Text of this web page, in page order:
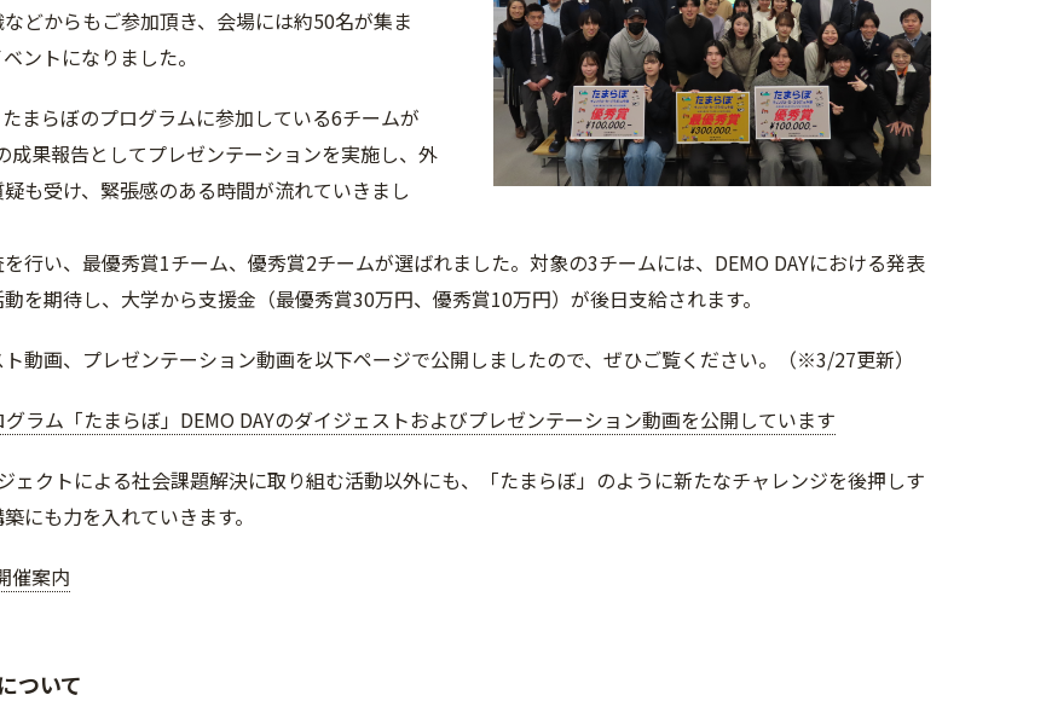
どからもご参加頂き、会場には約50名が集ま
ントになりました。
たまらぼのプログラムに参加している6チームが
成果報告としてプレゼンテーションを実施し、外
も受け、緊張感のある時間が流れていきまし
行い、最優秀賞1チーム、優秀賞2チームが選ばれました。対象の3チームには、DEMO DAYにおける発表
を期待し、大学から支援金（最優秀賞30万円、優秀賞10万円）が後日支給されます。
動画、プレゼンテーション動画を以下ページで公開しましたので、ぜひご覧ください。（※3/27更新）
グラム「たまらぼ」DEMO DAYのダイジェストおよびプレゼンテーション動画を公開しています
ェクトによる社会課題解決に取り組む活動以外にも、「たまらぼ」のように新たなチャレンジを後押しす
にも力を入れていきます。
催案内
ついて